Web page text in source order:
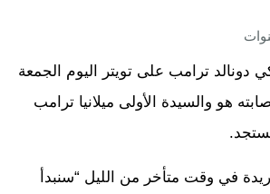
دونالد ترامب على تويتر اليوم الجمعة
هو والسيدة الأولى ميلانيا ترامب
في وقت متأخر من الليل “سنبدأ